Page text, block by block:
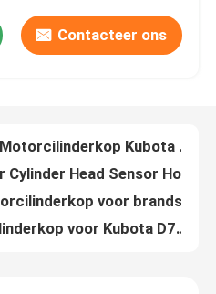
Contacteer ons
Brandnieuwe motorcilinderkop Kubota motor D905
Aluminium motorcilinderkop voor Kubota D782 motor
Kubota D750
Kubota D722
Kubota D600 motorcilinderkop afdichting functie